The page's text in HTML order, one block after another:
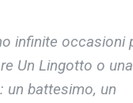
infinite occasioni
Un Lingotto o
un battesimo, un